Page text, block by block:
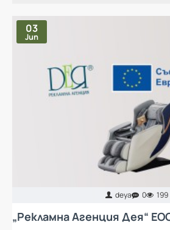
03
Jun
deya 0 199